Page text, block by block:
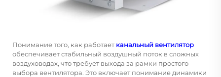
Понимание того, как работает канальный вентилятор
обеспечивает стабильный воздушный поток в сложных
воздуховодах, что требует выхода за рамки простого
выбора вентилятора. Это включает понимание динамики